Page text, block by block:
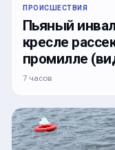
ПРОИСШЕСТВИЯ
Пьяный
кресле
промилле
7 часов